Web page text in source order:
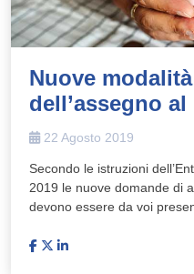
Nuove
dell’assegno
22 Agosto 2019
Secondo le istruzioni
2019 le nuove domande di
devono essere da voi